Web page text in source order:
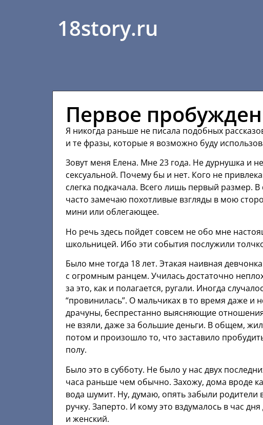
18story.ru
Первое
Я никогда раньше не писала подобных
и те фразы, которые я возможно буду
Зовут меня Елена. Мне 23 года. Не дурнушка и
сексуальной. Почему бы и нет. Кого не
слегка подкачала. Всего лишь первый
часто замечаю похотливые взгляды в мою
мини или облегающее.
Но речь здесь пойдет совсем не обо мне
школьницей. Ибо эти события послужили
Было мне тогда 18 лет. Этакая наивная
с огромным ранцем. Училась достаточно
за это, как и полагается, ругали. Иногда
“провинилась”. О мальчиках в то время даже
драчуны, беспрестанно выясняющие
не взяли, даже за большие деньги. В общем,
потом и произошло то, что заставило
полу.
Было это в субботу. Не было у нас двух
часа раньше чем обычно. Захожу, дома вроде
вода шумит. Ну, думаю, опять забыли родители
ручку. Заперто. И кому это вздумалось в час
и женский.